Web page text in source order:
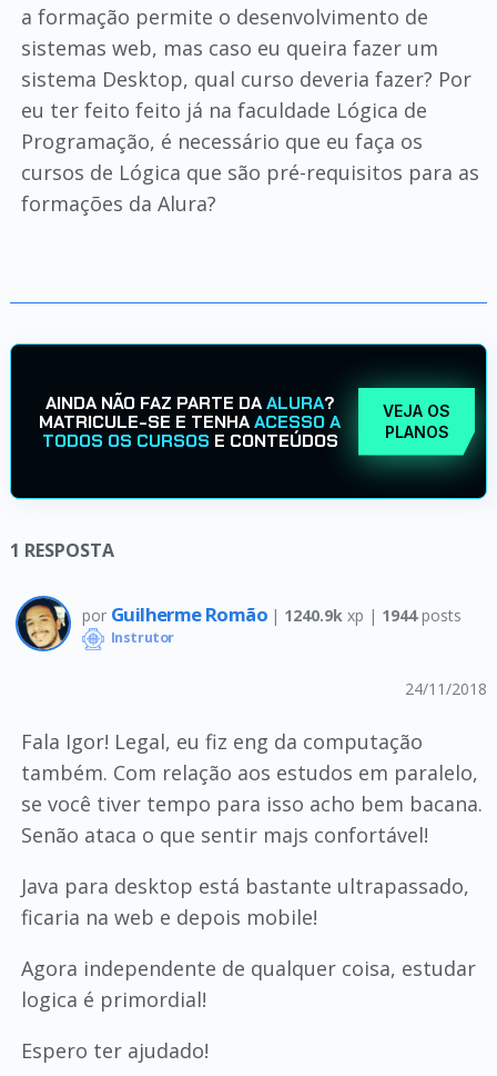
a formação permite o desenvolvimento de
sistemas web, mas caso eu queira fazer um
sistema Desktop, qual curso deveria fazer? Por
eu ter feito feito já na faculdade Lógica de
Programação, é necessário que eu faça os
cursos de Lógica que são pré-requisitos para as
formações da Alura?
AINDA NÃO FAZ PARTE DAALURA?
MATRICULE-SE E TENHAACESSO A
TODOS OS CURSOS E CONTEÚDOS
VEJA OS
PLANOS
1 RESPOSTA
por Guilherme Romão | 1240.9k xp | 1944posts
Instrutor
24/11/2018
Fala Igor! Legal, eu fiz eng da computação
também. Com relação aos estudos em paralelo,
se você tiver tempo para isso acho bem bacana.
Senão ataca o que sentir majs confortável!
Java para desktop está bastante ultrapassado,
ficaria na web e depois mobile!
Agora independente de qualquer coisa, estudar
logica é primordial!
Espero ter ajudado!